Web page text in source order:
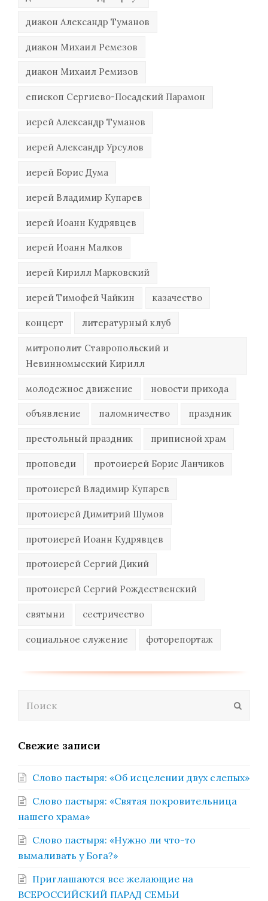
диакон Александр Туманов
диакон Михаил Ремезов
диакон Михаил Ремизов
епископ Сергиево-Посадский Парамон
иерей Александр Туманов
иерей Александр Урсулов
иерей Борис Дума
иерей Владимир Купарев
иерей Иоанн Кудрявцев
иерей Иоанн Малков
иерей Кирилл Марковский
иерей Тимофей Чайкин казачество
концерт литературный клуб
митрополит Ставропольский и
Невинномысский Кирилл
молодежное движение новости прихода
объявление паломничество праздник
престольный праздник приписной храм
проповеди протоиерей Борис Ланчиков
протоиерей Владимир Купарев
протоиерей Димитрий Шумов
протоиерей Иоанн Кудрявцев
протоиерей Сергий Дикий
протоиерей Сергий Рождественский
святыни сестричество
социальное служение фоторепортаж
Свежие записи
Слово пастыря: «Об исцелении двух слепых»
Слово пастыря: «Святая покровительница
нашего храма»
Слово пастыря: «Нужно ли что-то
вымаливать у Бога?»
Приглашаются все желающие на
ВСЕРОССИЙСКИЙ ПАРАД СЕМЬИ